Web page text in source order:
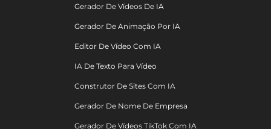
Gerador De Vídeos De IA
Gerador De Animação Por IA
Editor De Vídeo Com IA
IA De Texto Para Vídeo
Construtor De Sites Com IA
Gerador De Nome De Empresa
Gerador De Vídeos TikTok Com IA